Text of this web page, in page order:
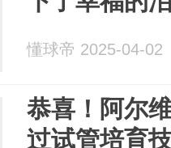
懂球帝 2025-04-02
恭喜！阿尔
过试管培育